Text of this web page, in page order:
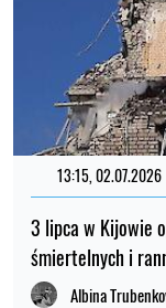
13:15, 02.07.2026
3 lipca w Kijowie
śmiertelnych i
Albina